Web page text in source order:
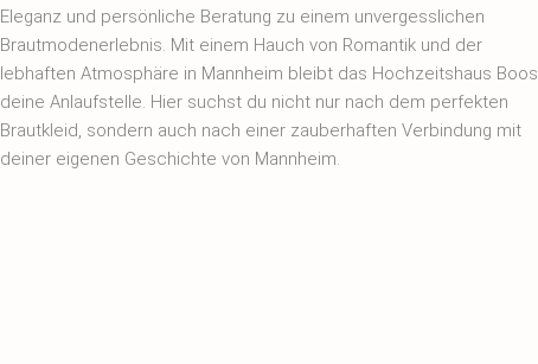
Eleganz und persönliche Beratung zu einem unvergesslichen
Brautmodenerlebnis. Mit einem Hauch von Romantik und der
lebhaften Atmosphäre in Mannheim bleibt das Hochzeitshaus Boos
deine Anlaufstelle. Hier suchst du nicht nur nach dem perfekten
Brautkleid, sondern auch nach einer zauberhaften Verbindung mit
deiner eigenen Geschichte von Mannheim.